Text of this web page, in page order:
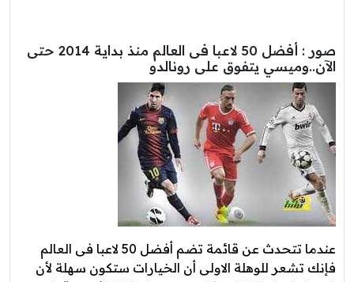
صور : أفضل 50 لاعبا فى العالم منذ بداية 2014 حتى
الآن..وميسي يتفوق على رونالدو
عندما تتحدث عن قائمة تضم أفضل 50 لاعبا فى العالم
فإنك تشعر للوهلة الاولى أن الخيارات ستكون سهلة لأن